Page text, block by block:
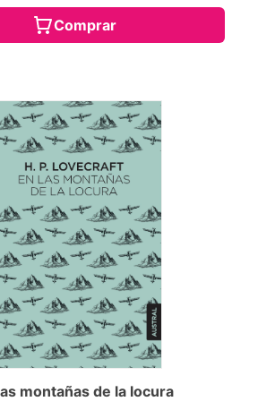
Comprar
montañas de la locura